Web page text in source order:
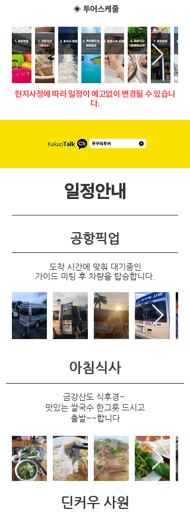
◈ 투어스케줄
현지사정에 따라 일정이 예고없이 변경될 수 있습니
다.
​일정안내
​공항픽업
도착 시간에 맞춰 대기중인
가이드 미팅 후 차량을 탑승합니다.
아침식사
금강산도 식후경~
맛있는 쌀국수 한그릇 드시고
출발~~합니다
딘커우 사원